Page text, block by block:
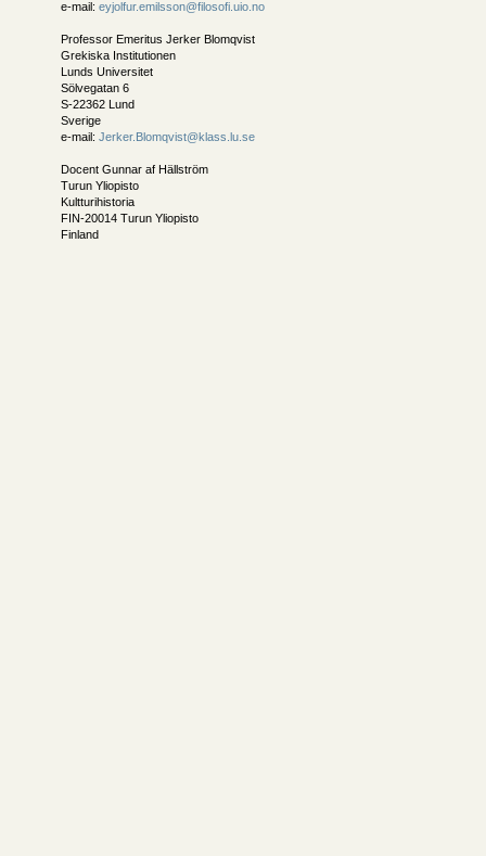
e-mail: eyjolfur.emilsson@filosofi.uio.no
Professor Emeritus Jerker Blomqvist
Grekiska Institutionen
Lunds Universitet
Sölvegatan 6
S-22362 Lund
Sverige
e-mail: Jerker.Blomqvist@klass.lu.se
Docent Gunnar af Hällström
Turun Yliopisto
Kultturihistoria
FIN-20014 Turun Yliopisto
Finland